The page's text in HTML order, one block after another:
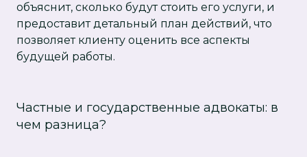
объяснит, сколько будут стоить его услуги, и
предоставит детальный план действий, что
позволяет клиенту оценить все аспекты
будущей работы.
Частные и государственные адвокаты: в
чем разница?